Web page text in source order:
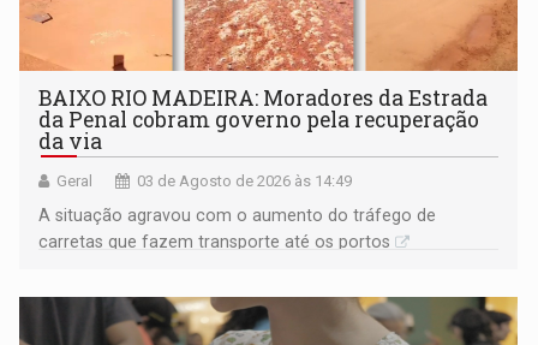
BAIXO RIO MADEIRA: Moradores da Estrada
da Penal cobram governo pela recuperação
da via
Geral 03 de Agosto de 2026 às 14:49
A situação agravou com o aumento do tráfego de
carretas que fazem transporte até os portos